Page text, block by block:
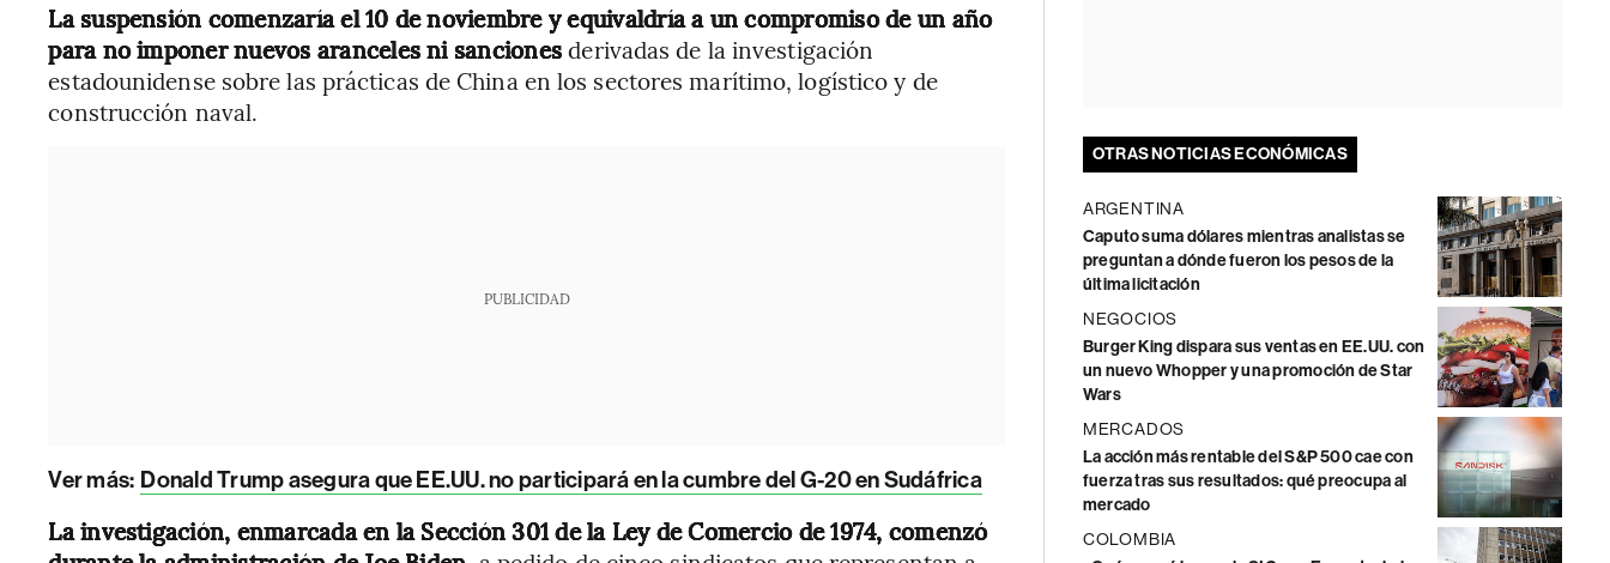
La suspensión comenzaría el 10 de noviembre y equivaldría a un compromiso de un año
para no imponer nuevos aranceles ni sancionesderivadas de la investigación
estadounidense sobre las prácticas de China en los sectores marítimo, logístico y de
construcción naval.
PUBLICIDAD
Ver más: Donald Trump asegura que EE.UU. no participará en la cumbre del G-20 en Sudáfrica
La investigación, enmarcada en la Sección 301 de la Ley de Comercio de 1974, comenzó
OTRAS NOTICIAS ECONÓMICAS
ARGENTINA
Caputo suma dólares mientras analistas se
preguntan a dónde fueron los pesos de la
última licitación
NEGOCIOS
Burger King dispara sus ventas en EE.UU. con
un nuevo Whopper y una promoción de Star
Wars
MERCADOS
La acción más rentable del S&P 500 cae con
fuerza tras sus resultados: qué preocupa al
mercado
COLOMBIA